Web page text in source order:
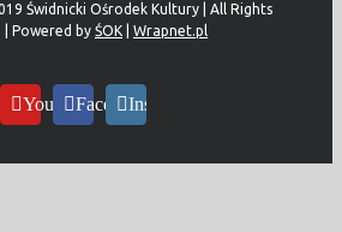
Świdnicki Ośrodek Kultury | All Rights
| Powered by ŚOK Wrapnet.pl
YouTubeFacebookInstagram